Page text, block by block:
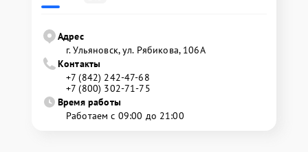
Адрес
г. Ульяновск, ул. Рябикова, 106А
Контакты
+7 (842) 242-47-68
+7 (800) 302-71-75
Время работы
Работаем с 09:00 до 21:00